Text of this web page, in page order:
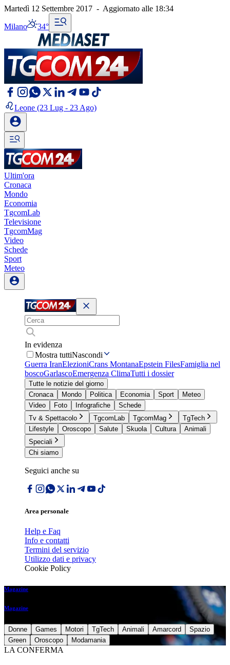
Martedì 12 Settembre 2017 - Aggiornato alle 18:34
Milano 34°
Leone (23 Lug - 23 Ago)
Ultim'ora
Cronaca
Mondo
Economia
TgcomLab
Televisione
TgcomMag
Video
Schede
Sport
Meteo
In evidenza
Mostra tuttiNascondi
Guerra IranElezioniCrans MontanaEpstein FilesFamiglia nel
boscoGarlascoEmergenza ClimaTutti i dossier
Tutte le notizie del giorno
Cronaca
Mondo Politica Economia Sport
Meteo
Video
Foto Infografiche
Schede
Tv & Spettacolo
TgcomLab TgcomMag
TgTech
Lifestyle
Oroscopo Salute Skuola Cultura
Animali
Speciali
Chi siamo
Seguici anche su
Area personale
Help e Faq
Info e contatti
Termini del servizio
Utilizzo dati e privacy
Cookie Policy
Magazine
Magazine
Donne Games Motori TgTech Animali Amarcord
Spazio
Green
Oroscopo Modamania
LA CONFERMA